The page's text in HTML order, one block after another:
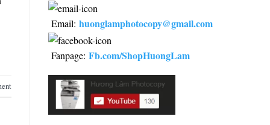
Email: huonglamphotocopy@gmail.com
Fanpage: Fb.com/ShopHuongLam